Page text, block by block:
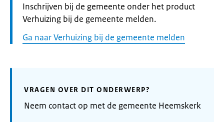
Inschrijven bij de gemeente onder het product
Verhuizing bij de gemeente melden.
Ga naar Verhuizing bij de gemeente melden
VRAGEN OVER DIT ONDERWERP?
Neem contact op met de gemeente Heemskerk